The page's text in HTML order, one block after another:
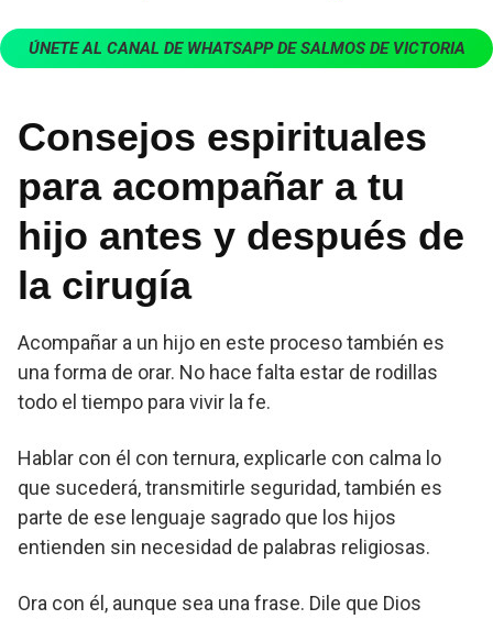
ÚNETE AL CANAL DE WHATSAPP DE SALMOS DE VICTORIA
Consejos espirituales
para acompañar a tu
hijo antes y después de
la cirugía
Acompañar a un hijo en este proceso también es
una forma de orar. No hace falta estar de rodillas
todo el tiempo para vivir la fe.
Hablar con él con ternura, explicarle con calma lo
que sucederá, transmitirle seguridad, también es
parte de ese lenguaje sagrado que los hijos
entienden sin necesidad de palabras religiosas.
Ora con él, aunque sea una frase. Dile que Dios